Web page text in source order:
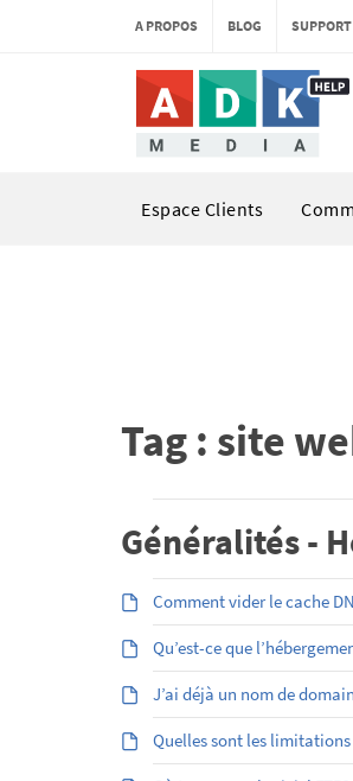
A PROPOS BLOG SUPPORT
Espace Clients
Tag : site
Généralités -
Comment vider le cache
Qu’est-ce que
J’ai déjà un nom de
Quelles sont les